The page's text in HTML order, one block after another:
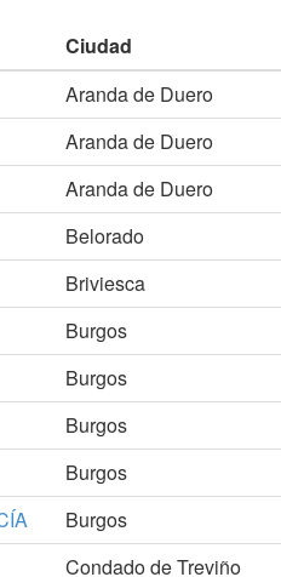
Ciudad
Aranda de Duero
Aranda de Duero
Aranda de Duero
Belorado
Briviesca
Burgos
Burgos
Burgos
Burgos
Burgos
Condado de Treviño